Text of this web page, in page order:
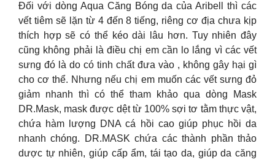
Đối với dòng Aqua Căng Bóng da của Aribell thì các
vết tiêm sẽ lặn từ 4 đến 8 tiếng, riêng cơ địa chưa kịp
thích hợp sẽ có thể kéo dài lâu hơn. Tuy nhiên đây
cũng không phải là điều chị em cần lo lắng vì các vết
sưng đó là do có tinh chất đưa vào , không gây hại gì
cho cơ thể. Nhưng nếu chị em muốn các vết sưng đỏ
giảm nhanh thì có thể tham khảo qua dòng Mask
DR.Mask, mask được dệt từ 100% sợi tơ tằm thực vật,
chứa hàm lượng DNA cá hồi cao giúp phục hồi da
nhanh chóng. DR.MASK chứa các thành phần thảo
dược tự nhiên, giúp cấp ẩm, tái tạo da, giúp da căng